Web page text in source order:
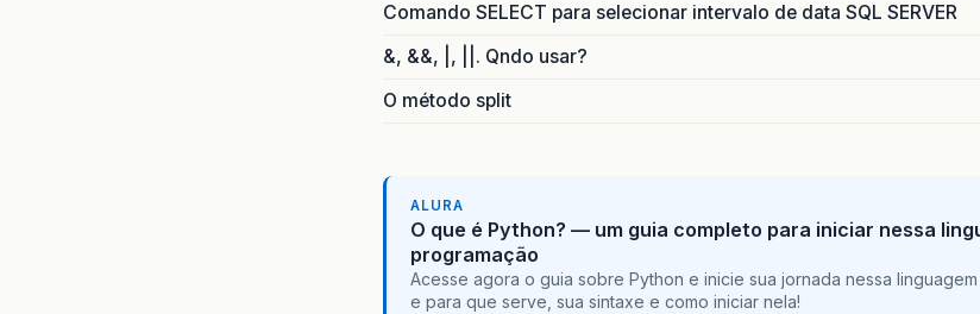
Comando SELECT para selecionar intervalo de data SQL SERVER
&, &&, |, ||. Qndo usar?
O método split
ALURA
O que é Python? — um guia completo para iniciar nessa
programação
Acesse agora o guia sobre Python e inicie sua jornada nessa
e para que serve, sua sintaxe e como iniciar nela!